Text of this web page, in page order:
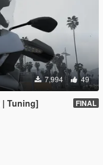
7,994 49
| Tuning] FINAL